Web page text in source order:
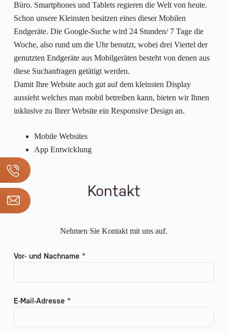
Büro. Smartphones und Tablets regieren die Welt von heute.
Schon unsere Kleinsten besitzen eines dieser Mobilen
Endgeräte. Die Google-Suche wird 24 Stunden/ 7 Tage die
Woche, also rund um die Uhr benutzt, wobei drei Viertel der
genutzten Endgeräte aus Mobilgeräten besteht von denen aus
diese Suchanfragen getätigt werden.
Damit Ihre Website auch gut auf dem kleinsten Display
aussieht welches man mobil betreiben kann, bieten wir Ihnen
inklusive zu Ihrer Website ein Responsive Design an.
Mobile Websites
App Entwicklung
Kontakt
Nehmen Sie Kontakt mit uns auf.
Vor- und Nachname *
E-Mail-Adresse *